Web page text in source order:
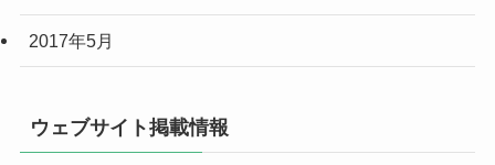
2017年5月
ウェブサイト掲載情報